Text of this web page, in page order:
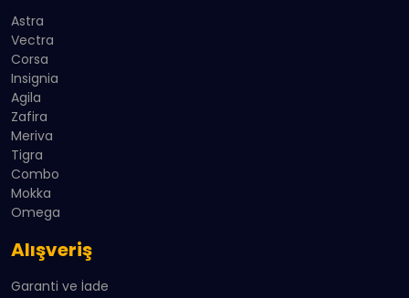
Astra
Vectra
Corsa
Insignia
Agila
Zafira
Meriva
Tigra
Combo
Mokka
Omega
Alışveriş
Garanti ve İade